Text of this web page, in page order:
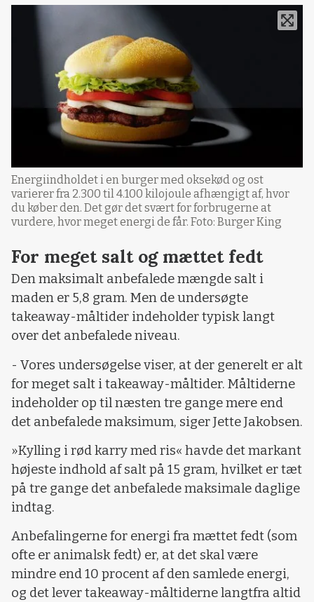
Energiindholdet i en burger med oksekød og ost
varierer fra 2.300 til 4.100 kilojoule afhængigt af, hvor
du køber den. Det gør det svært for forbrugerne at
vurdere, hvor meget energi de får. Foto: Burger King
For meget salt og mættet fedt
Den maksimalt anbefalede mængde salt i
maden er 5,8 gram. Men de undersøgte
takeaway-måltider indeholder typisk langt
over det anbefalede niveau.
- Vores undersøgelse viser, at der generelt er alt
for meget salt i takeaway-måltider. Måltiderne
indeholder op til næsten tre gange mere end
det anbefalede maksimum, siger Jette Jakobsen.
»Kylling i rød karry med ris« havde det markant
højeste indhold af salt på 15 gram, hvilket er tæt
på tre gange det anbefalede maksimale daglige
indtag.
Anbefalingerne for energi fra mættet fedt (som
ofte er animalsk fedt) er, at det skal være
mindre end 10 procent af den samlede energi,
og det lever takeaway-måltiderne langtfra altid